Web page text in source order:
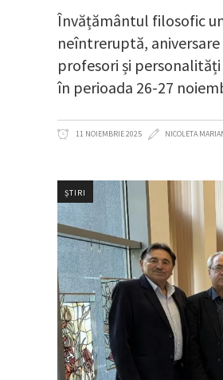
Învățământul filosofic
neîntreruptă,
profesori și
în perioada 26-27
11 NOIEMBRIE 2025 NICOLETA
ȘTIRI